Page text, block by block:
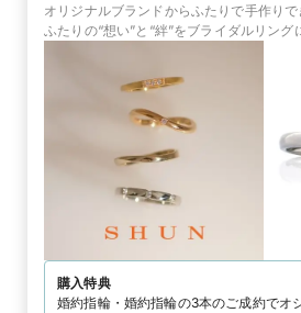
オリジナルブランドからふたりで手作りで
ふたりの“想い”と“絆”をブライダルリング
購入特典
婚約指輪・婚約指輪の3本のご成約でオ